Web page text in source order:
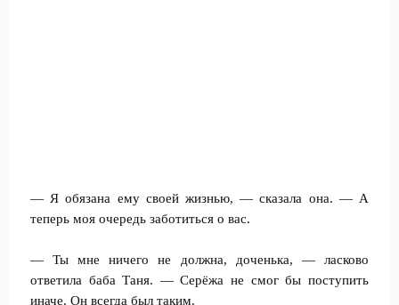
— Я обязана ему своей жизнью, — сказала она. — А
теперь моя очередь заботиться о вас.
— Ты мне ничего не должна, доченька, — ласково
ответила баба Таня. — Серёжа не смог бы поступить
иначе. Он всегда был таким.